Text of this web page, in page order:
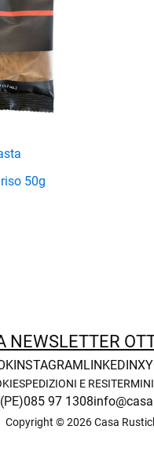
50g
NEWSLETTER
INSTAGRAMLINKEDINX
SPEDIZIONI E RESI
085 97 1308
Copyright © 2026 Casa